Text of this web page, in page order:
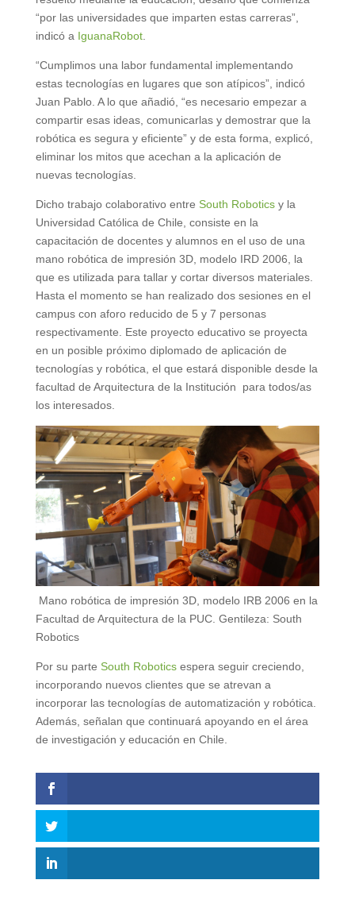
“por las universidades que imparten estas carreras”,
indicó a IguanaRobot.
“Cumplimos una labor fundamental implementando
estas tecnologías en lugares que son atípicos”, indicó
Juan Pablo. A lo que añadió, “es necesario empezar a
compartir esas ideas, comunicarlas y demostrar que la
robótica es segura y eficiente” y de esta forma, explicó,
eliminar los mitos que acechan a la aplicación de
nuevas tecnologías.
Dicho trabajo colaborativo entre South Roboticsy la
Universidad Católica de Chile, consiste en la
capacitación de docentes y alumnos en el uso de una
mano robótica de impresión 3D, modelo IRD 2006, la
que es utilizada para tallar y cortar diversos materiales.
Hasta el momento se han realizado dos sesiones en el
campus con aforo reducido de 5 y 7 personas
respectivamente. Este proyecto educativo se proyecta
en un posible próximo diplomado de aplicación de
tecnologías y robótica, el que estará disponible desde la
facultad de Arquitectura de la Institución para todos/as
los interesados.
Mano robótica de impresión 3D, modelo IRB 2006 en la
Facultad de Arquitectura de la PUC. Gentileza: South
Robotics
Por su parte South Roboticsespera seguir creciendo,
incorporando nuevos clientes que se atrevan a
incorporar las tecnologías de automatización y robótica.
Además, señalan que continuará apoyando en el área
de investigación y educación en Chile.